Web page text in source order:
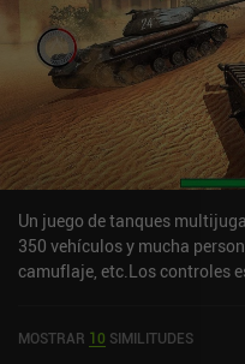
Un juego de tanques
350 vehículos y mucha
camuflaje, etc.Los controles
embargo, a través de IAP,
MOSTRAR 10 SIMILITUDES